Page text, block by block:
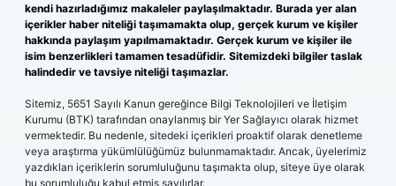
kendi hazırladığımız makaleler paylaşılmaktadır. Burada yer alan
içerikler haber niteliği taşımamakta olup, gerçek kurum ve kişiler
hakkında paylaşım yapılmamaktadır. Gerçek kurum ve kişiler ile
isim benzerlikleri tamamen tesadüfidir. Sitemizdeki bilgiler taslak
halindedir ve tavsiye niteliği taşımazlar.
Sitemiz, 5651 Sayılı Kanun gereğince Bilgi Teknolojileri ve İletişim
Kurumu (BTK) tarafından onaylanmış bir Yer Sağlayıcı olarak hizmet
vermektedir. Bu nedenle, sitedeki içerikleri proaktif olarak denetleme
veya araştırma yükümlülüğümüz bulunmamaktadır. Ancak, üyelerimiz
yazdıkları içeriklerin sorumluluğunu taşımakta olup, siteye üye olarak
bu sorumluluğu kabul etmiş sayılırlar.